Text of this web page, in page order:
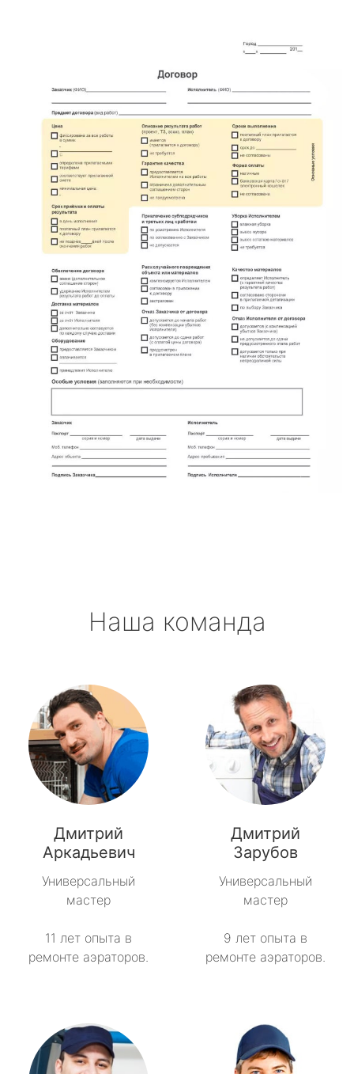
Наша команда
Дмитрий
Аркадьевич
Универсальный
мастер
11 лет опыта в
ремонте аэраторов.
Дмитрий
Зарубов
Универсальный
мастер
9 лет опыта в
ремонте аэраторов.